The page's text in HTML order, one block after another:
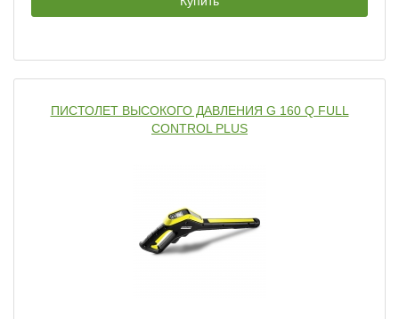
ПИСТОЛЕТ ВЫСОКОГО ДАВЛЕНИЯ G 160 Q FULL
CONTROL PLUS